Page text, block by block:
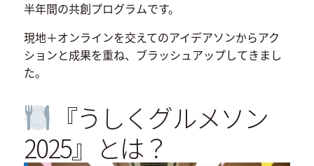
半年間の共創プログラムです。
現地＋オンラインを交えてのアイデアソンからアク
ションと成果を重ね、ブラッシュアップしてきまし
た。
『うしくグルメソン
2025』とは？